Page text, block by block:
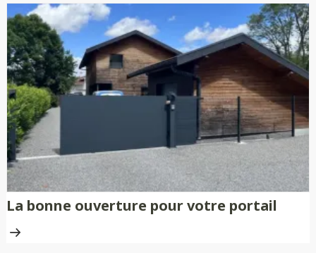
La bonne ouverture pour votre portail